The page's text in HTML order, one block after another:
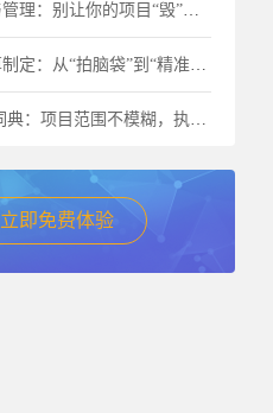
相关方识别与管理：别让你的项目“毁”在忽视关键人上
项目成本预算制定：从“拍脑袋”到“精准核算”的进阶之路
WBS和WBS词典：项目范围不模糊，执行才不跑偏
立即免费体验